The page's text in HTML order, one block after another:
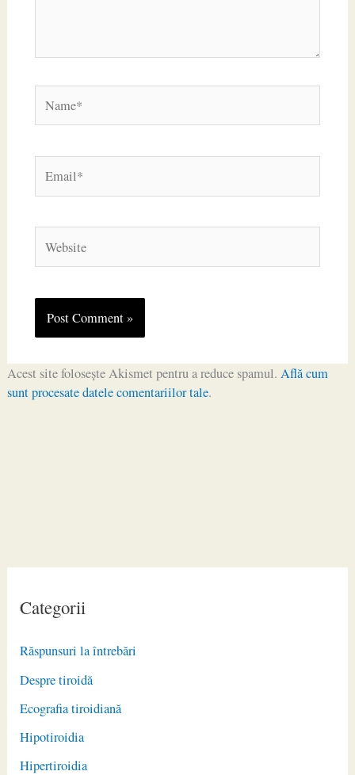
Categorii
Răspunsuri la întrebări
Despre tiroidă
Ecografia tiroidiană
Hipotiroidia
Hipertiroidia
Acest site folosește Akismet pentru a reduce spamul. Află cum
sunt procesate datele comentariilor tale.